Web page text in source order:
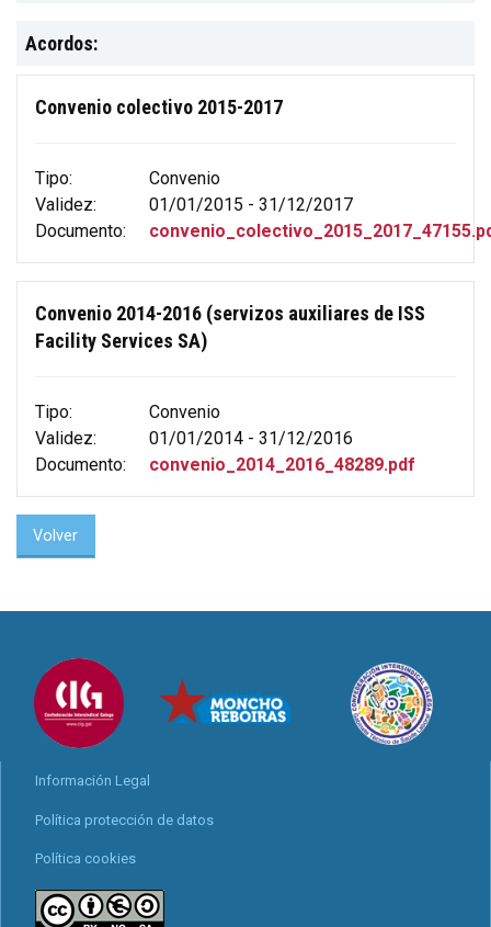
Acordos:
Convenio colectivo 2015-2017
Tipo:
Convenio
Validez:
01/01/2015 - 31/12/2017
Documento:
Convenio 2014-2016 (servizos auxiliares de ISS
Facility Services SA)
Tipo:
Convenio
Validez:
01/01/2014 - 31/12/2016
Documento:
convenio_2014_2016_48289.pdf
Volver
Información Legal
Política protección de datos
Política cookies